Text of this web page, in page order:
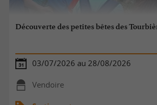
Découverte des petites bêtes des
03/07/2026 au 28/08/2026
Vendoire